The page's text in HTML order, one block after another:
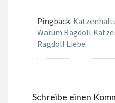
Pingback:
Warum Ragdoll
Ragdoll Liebe
Schreibe einen